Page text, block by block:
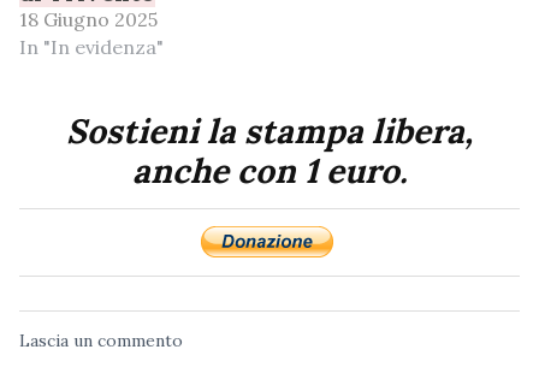
18 Giugno 2025
In "In evidenza"
Sostieni la stampa libera,
anche con 1 euro.
Lascia un commento